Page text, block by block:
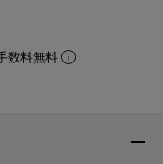
数料無料